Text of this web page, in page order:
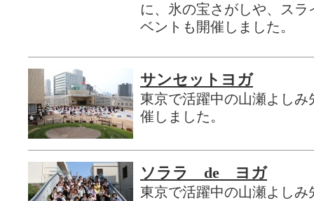
に、氷の宝さがしや、ス
ベントも開催しました。
サンセットヨガ
東京で活躍中の山瀬よし
催しました。
ソララ de ヨガ
東京で活躍中の山瀬よし